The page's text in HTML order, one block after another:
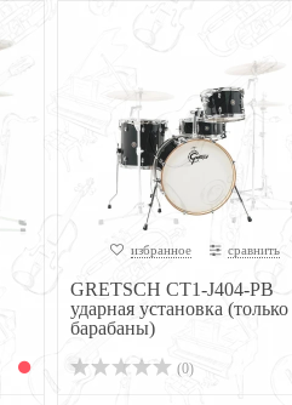
избранное сравнить
GRETSCH CT1-J404-PB
ударная установка (только
барабаны)
(0)